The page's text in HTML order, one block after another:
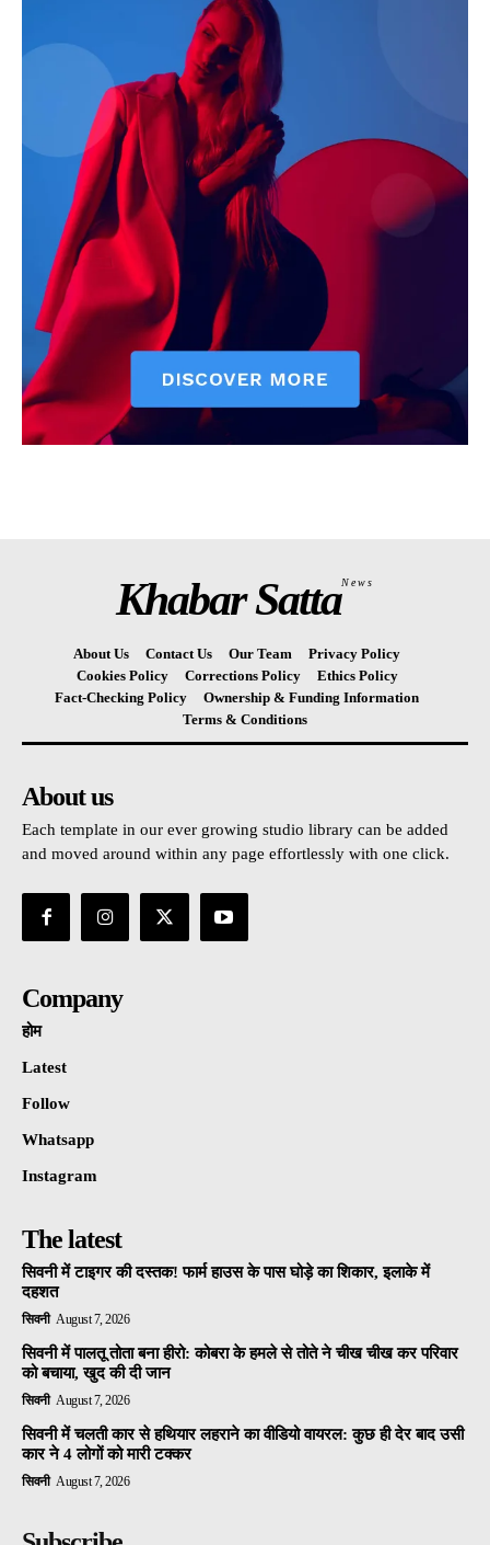
Khabar SattaNews
About Us Contact Us Our Team
Privacy Policy
Cookies Policy
Corrections Policy
Ethics Policy
Fact-Checking Policy
Ownership & Funding Information
Terms & Conditions
About us
Each template in our ever growing studio library can be added
and moved around within any page effortlessly with one click.
Company
होम
Latest
Follow
Whatsapp
Instagram
The latest
सिवनी में टाइगर की दस्तक! फार्म हाउस के पास घोड़े का शिकार, इलाके में
दहशत
सिवनी August 7, 2026
सिवनी में पालतू तोता बना हीरो: कोबरा के हमले से तोते ने चीख चीख कर परिवार
को बचाया, खुद की दी जान
सिवनी August 7, 2026
सिवनी में चलती कार से हथियार लहराने का वीडियो वायरल: कुछ ही देर बाद उसी
कार ने 4 लोगों को मारी टक्कर
सिवनी August 7, 2026